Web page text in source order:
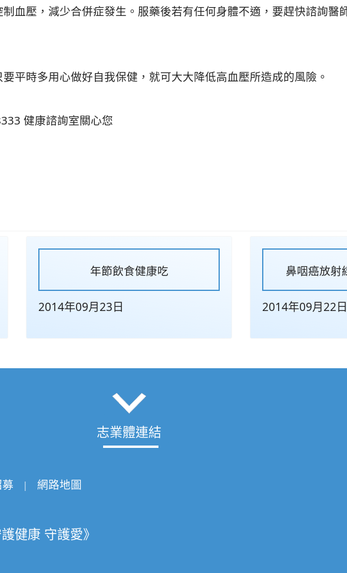
血壓，減少合併症發生。服藥後若有任何身體不適，要趕快諮詢醫
平時多用心做好自我保健，就可大大降低高血壓所造成的風險。
健康諮詢室關心您
年節飲食健康吃
2014年09月23日
鼻咽癌放射
2014年09月22日
志業體連結
募 | 網路地圖
健康 守護愛》